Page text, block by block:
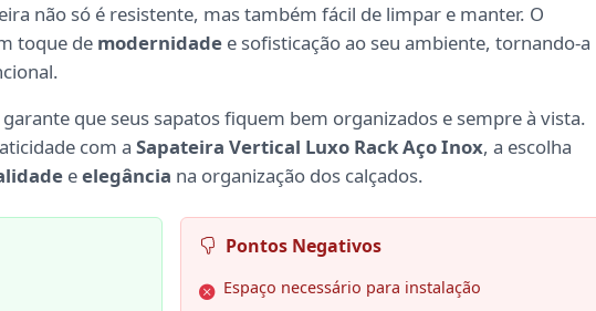
não só é resistente, mas também fácil de limpar e manter. O
toque de modernidade e sofisticação ao seu ambiente, tornando-a
que seus sapatos fiquem bem organizados e sempre à vista.
com a Sapateira Vertical Luxo Rack Aço Inox, a escolha
eelegância na organização dos calçados.
Pontos Negativos
Espaço necessário para instalação